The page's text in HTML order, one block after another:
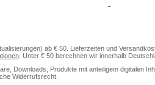
-
ab € 50. Lieferzeiten und
. Unter € 50 berechnen wir innerhalb
Downloads, Produkte mit anteiligem digitalen
Widerrufsrecht.